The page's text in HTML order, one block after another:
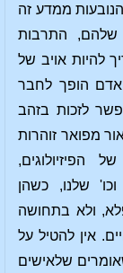
ממדע זה
שלהם, התרבות
להיות אויב של
אדם הופך לחבר
לזכות בזהב
מפואר זוהרות
הפיזיולוגים,
וכו' שלנו, כשהן
ולא בתחושה
אין להטיל על
שלאישים